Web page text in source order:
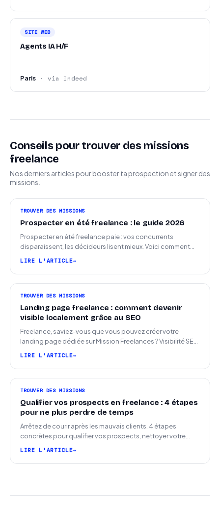
SITE WEB
Agents IA H/F
Paris · via Indeed
Conseils pour trouver des missions
freelance
Nos derniers articles pour booster ta prospection et signer des
missions.
TROUVER DES MISSIONS
Prospecter en été freelance : le guide 2026
Prospecter en été freelance paie : vos concurrents
disparaissent, les décideurs lisent mieux. Voici comment
LIRE L'ARTICLE
TROUVER DES MISSIONS
Landing page freelance : comment devenir
visible localement grâce au SEO
Freelance, saviez-vous que vous pouvez créer votre
landing page dédiée sur Mission Freelances ? Visibilité SEO
LIRE L'ARTICLE
TROUVER DES MISSIONS
Qualifier vos prospects en freelance : 4 étapes
pour ne plus perdre de temps
Arrêtez de courir après les mauvais clients. 4 étapes
concrètes pour qualifier vos prospects, nettoyer votre
LIRE L'ARTICLE